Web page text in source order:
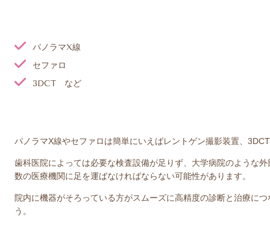
パノラマX線
セファロ
3DCT など
パノラマX線やセファロは簡単にいえばレントゲン撮影装置、
歯科医院によっては必要な検査設備が足りず、大学病院のような
数の医療機関に足を運ばなければならない可能性があります。
院内に機器がそろっている方がスムーズに高精度の診断と治療に
う。